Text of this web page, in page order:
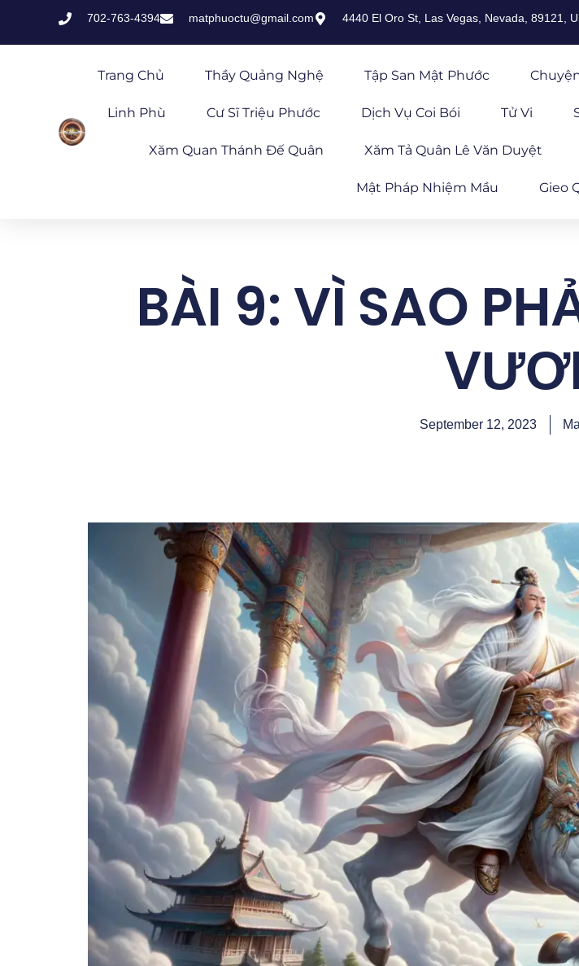
702-763-4394 matphuoctu@gmail.com 4440 El Oro St, Las Vegas, Nevada, 89121,
Trang Chủ Thầy Quảng Nghệ Tập San Mật Phước
Linh Phù Cư Sĩ Triệu Phước Dịch Vụ Coi Bói Tử Vi
Xăm Quan Thánh Đế Quân Xăm Tả Quân Lê Văn Duyệt
Mật Pháp Nhiệm Mầu Gieo
BÀI 9: VÌ SAO
September 12, 2023